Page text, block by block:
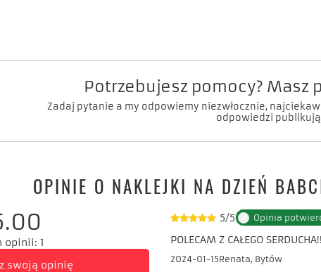
Potrzebujesz pomocy? Masz
Zadaj pytanie a my odpowiemy niezwłocznie,
odpowiedzi
OPINIE O NAKLEJKI NA DZIEŃ
opinii: 1
swoją opinię
5/5 Opinia
POLECAM Z CAŁEGO
2024-01-15Renata, Bytów